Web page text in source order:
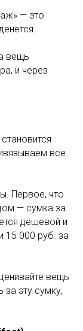
— это
вещь
и через
все
Первое, что
— сумка за
дешевой и
15 000 руб. за
вещь
за эту сумку,